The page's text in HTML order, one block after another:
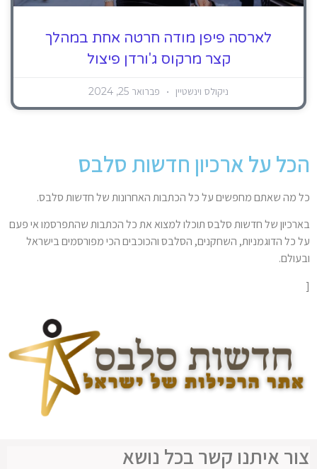
לארסה פיפן מודה חרטה אחת במהלך
קצר מרקוס ג'ורדן פיצול
ניקולס וינשטיין פברואר 25, 2024
הכל על ארכיון חדשות סלבס
כל מה שאתם מחפשים על כל הכתבות האחרונות של חדשות סלבס.
בארכיון של חדשות סלבס תוכלו למצוא את כל הכתבות שהתפרסמו אי פעם
על כל הדוגמניות, השחקנים, הסלבס והכוכבים הכי מפורסמים בישראל
ובעולם.
[
צור איתנו קשר בכל נושא